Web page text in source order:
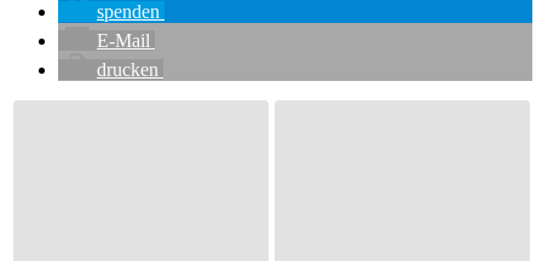
spenden
E-Mail
drucken